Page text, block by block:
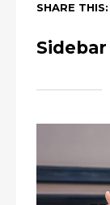
SHARE THIS: